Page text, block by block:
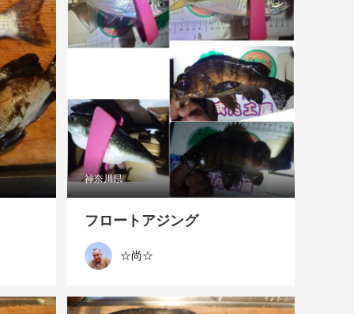
神奈川県
フロートアジング
☆尚☆